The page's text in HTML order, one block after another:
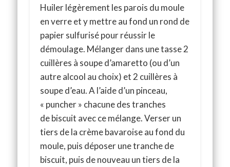
Huiler légèrement les parois du moule
en verre et y mettre au fond un rond de
papier sulfurisé pour réussir le
démoulage. Mélanger dans une tasse 2
cuillères à soupe d’amaretto (ou d’un
autre alcool au choix) et 2 cuillères à
soupe d’eau. A l’aide d’un pinceau,
« puncher » chacune des tranches
de biscuit avec ce mélange. Verser un
tiers de la crème bavaroise au fond du
moule, puis déposer une tranche de
biscuit, puis de nouveau un tiers de la